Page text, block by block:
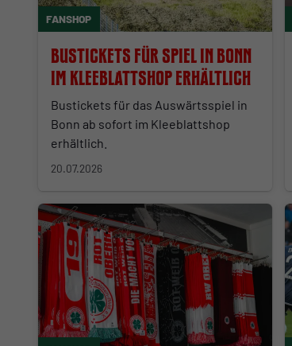
FANSHOP
Bustickets für Spiel in Bonn
im Kleeblattshop erhältlich
Bustickets für das Auswärtsspiel in
Bonn ab sofort im Kleeblattshop
erhältlich.
20.07.2026